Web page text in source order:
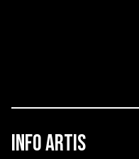
Info Artis